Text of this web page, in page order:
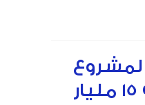
لمشروع
جديد بتكلفة 15 مليار